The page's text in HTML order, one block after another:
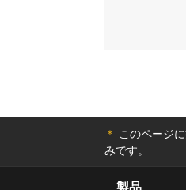
めに、
チーム
イダン
ーション
＊ このページ
みです。